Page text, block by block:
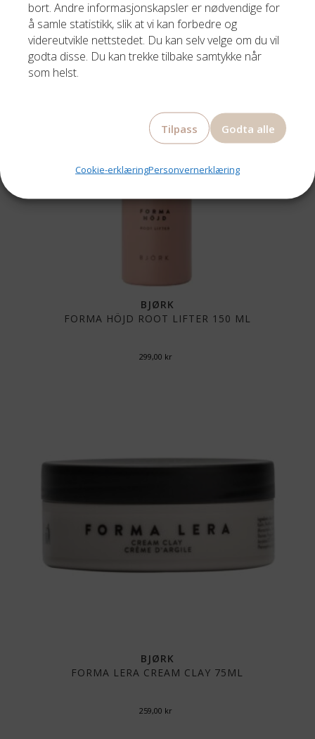
bort. Andre informasjonskapsler er nødvendige for
å samle statistikk, slik at vi kan forbedre og
videreutvikle nettstedet. Du kan selv velge om du vil
godta disse. Du kan trekke tilbake samtykke når
som helst.
Godta alle
Tilpass
Cookie-erklæringPersonvernerklæring
BJØRK
FORMA HÖJD ROOT LIFTER 150 ML
299,00 kr
BJØRK
FORMA LERA CREAM CLAY 75ML
259,00 kr